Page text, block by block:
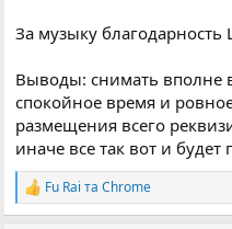
За музыку
Выводы: снимать вполне
спокойное время и
размещения всего
иначе все так вот и будет
Р
е
Fu Rai таChrome